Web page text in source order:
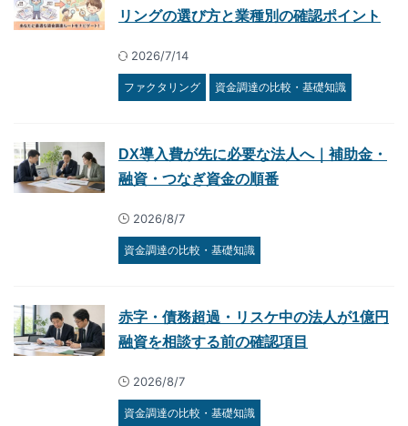
リングの選び方と業種別の確認ポイント
2026/7/14
ファクタリング 資金調達の比較・基礎知識
DX導入費が先に必要な法人へ｜補助金・
融資・つなぎ資金の順番
2026/8/7
資金調達の比較・基礎知識
赤字・債務超過・リスケ中の法人が1億円
融資を相談する前の確認項目
2026/8/7
資金調達の比較・基礎知識